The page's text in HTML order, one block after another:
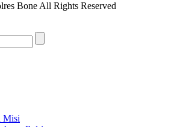
Bone All Rights Reserved
Misi